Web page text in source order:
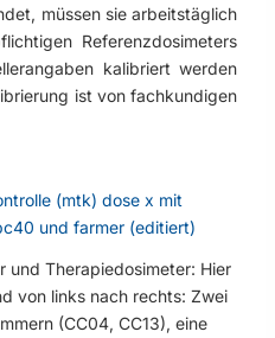
müssen sie arbeitstäglich
Referenzdosimeters
kalibriert werden
ist von fachkundigen
und Therapiedosimeter: Hier
von links nach rechts: Zwei
(CC04, CC13), eine